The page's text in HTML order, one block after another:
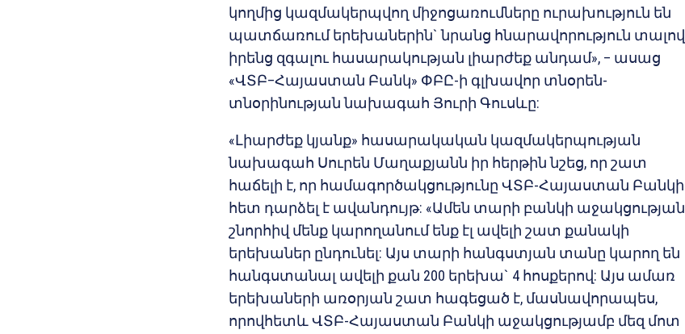
կողմից կազմակերպվող միջոցառումները ուրախություն են
պատճառում երեխաներին` նրանց հնարավորություն տալով
իրենց զգալու հասարակության լիարժեք անդամ», – ասաց
«ՎՏԲ–Հայաստան Բանկ» ՓԲԸ-ի գլխավոր տնօրեն-
տնօրինության նախագահ Յուրի Գուսևը:
«Լիարժեք կյանք» հասարակական կազմակերպության
նախագահ Սուրեն Մաղաքյանն իր հերթին նշեց, որ շատ
հաճելի է, որ համագործակցությունը ՎՏԲ-Հայաստան Բանկի
հետ դարձել է ավանդույթ: «Ամեն տարի բանկի աջակցության
շնորհիվ մենք կարողանում ենք էլ ավելի շատ քանակի
երեխաներ ընդունել: Այս տարի հանգստյան տանը կարող են
հանգստանալ ավելի քան 200 երեխա` 4 հոսքերով: Այս ամառ
երեխաների առօրյան շատ հագեցած է, մասնավորապես,
որովհետև ՎՏԲ-Հայաստան Բանկի աջակցությամբ մեզ մոտ